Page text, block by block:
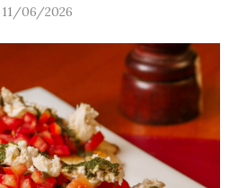
11/06/2026